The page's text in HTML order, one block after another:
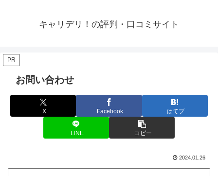
キャリデリ！の評判・口コミサイト
PR
お問い合わせ
X Facebook はてブ
LINE コピー
2024.01.26